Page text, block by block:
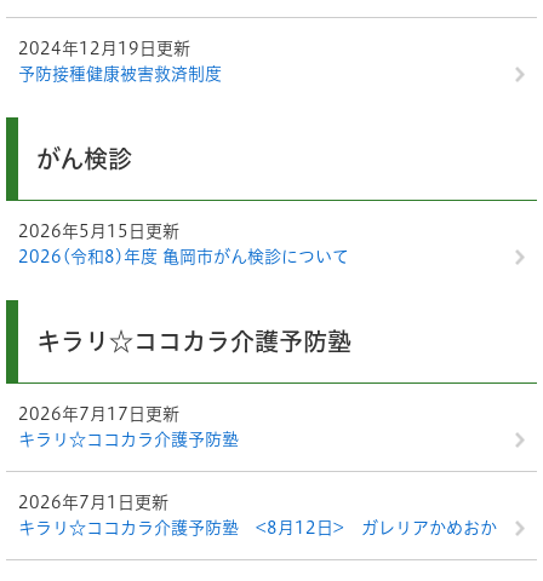
2024年12月19日更新
予防接種健康被害救済制度
がん検診
2026年5月15日更新
2026(令和8)年度 亀岡市がん検診について
キラリ☆ココカラ介護予防塾
2026年7月17日更新
キラリ☆ココカラ介護予防塾
2026年7月1日更新
キラリ☆ココカラ介護予防塾 <8月12日> ガレリアかめおか